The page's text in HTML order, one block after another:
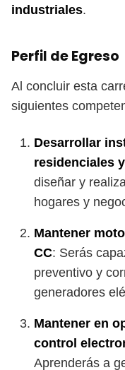
industriales.
Perfil de Egreso
Al concluir esta
siguientes
Desarrollar
residenciales
diseñar y
hogares y
Mantener
CC: Serás
preventivo y
generadores
Mantener en
control
Aprenderás a